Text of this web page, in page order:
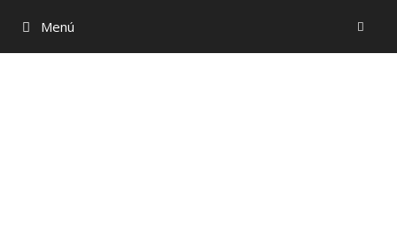
Menú